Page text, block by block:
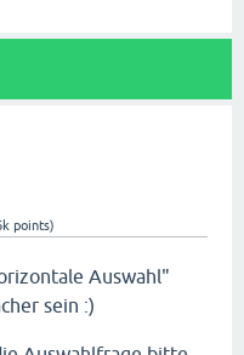
points)
Auswahl"
sein :)